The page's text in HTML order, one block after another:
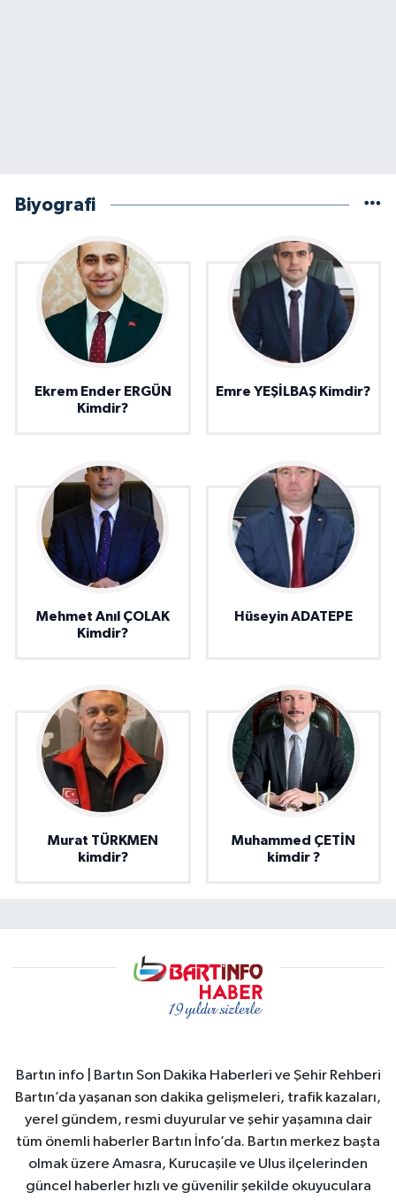
Biyografi
Ekrem Ender ERGÜN
Kimdir?
Emre YEŞİLBAŞ Kimdir?
Mehmet Anıl ÇOLAK
Kimdir?
Hüseyin ADATEPE
Murat TÜRKMEN
kimdir?
Muhammed ÇETİN
kimdir ?
Bartın info | Bartın Son Dakika Haberleri ve Şehir Rehberi
Bartın’da yaşanan son dakika gelişmeleri, trafik kazaları,
yerel gündem, resmi duyurular ve şehir yaşamına dair
tüm önemli haberler Bartın İnfo’da. Bartın merkez başta
olmak üzere Amasra, Kurucaşile ve Ulus ilçelerinden
güncel haberler hızlı ve güvenilir şekilde okuyuculara